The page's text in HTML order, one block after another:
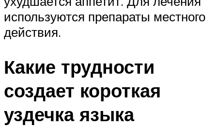
используются препараты местного
действия.
Какие трудности
создает короткая
уздечка языка